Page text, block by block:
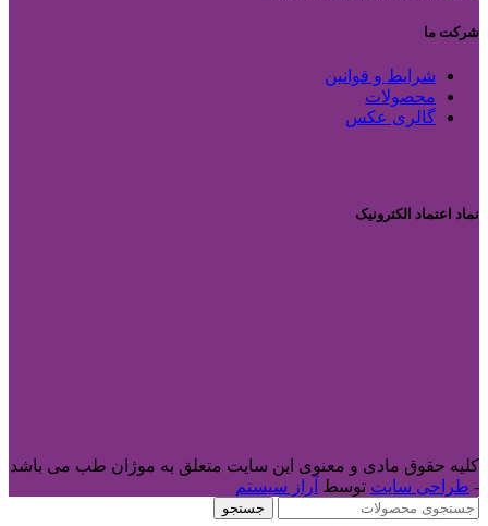
شرکت ما
شرایط و قوانین
محصولات
گالری عکس
نماد اعتماد الکترونیک
کلیه حقوق مادی و معنوی این سایت متعلق به موژان طب می باشد
- طراحی سایت توسط آراز سیستم
جستجو